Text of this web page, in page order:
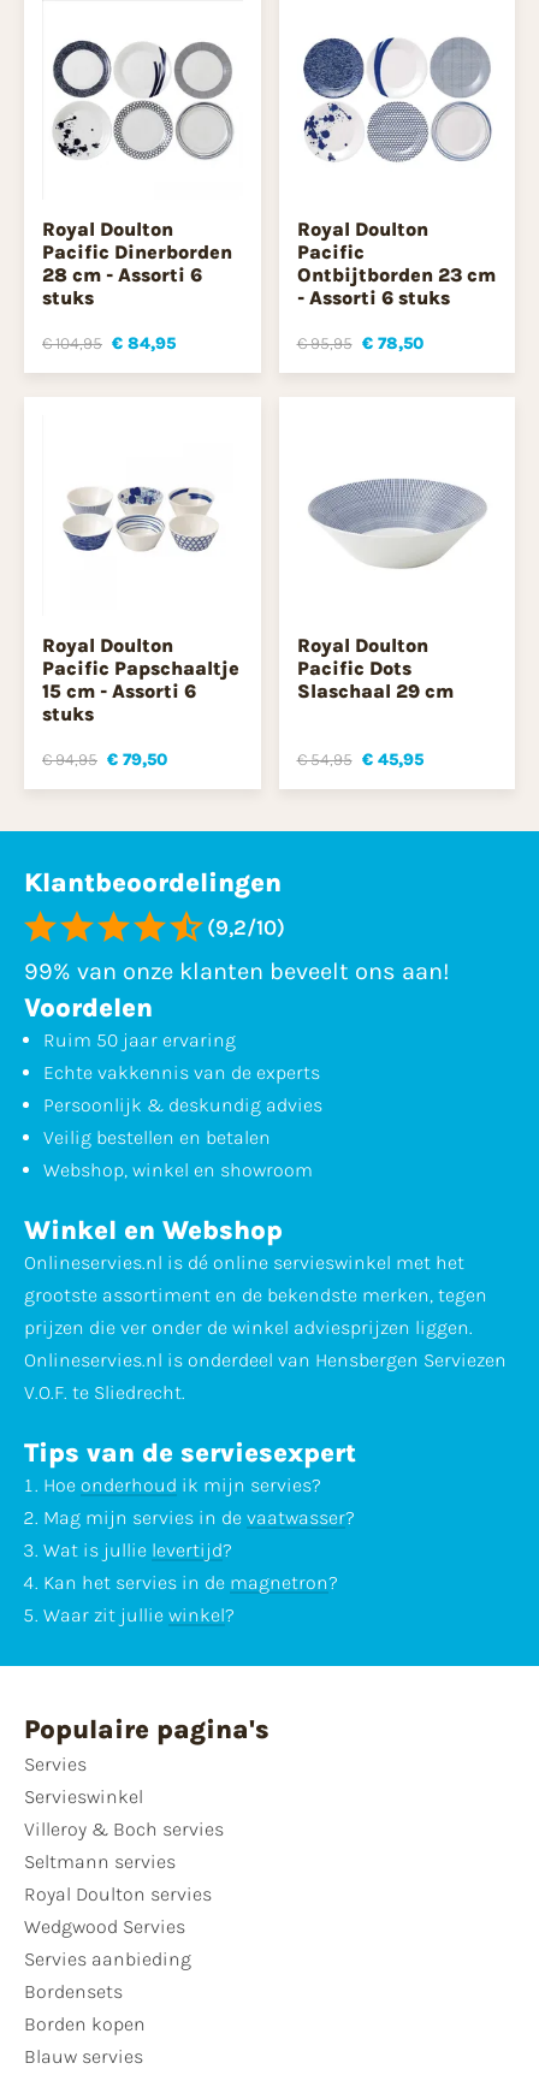
Royal Doulton
Pacific Dinerborden
28 cm - Assorti 6
stuks
€ 104,95 € 84,95
Royal Doulton
Pacific
Ontbijtborden 23 cm
- Assorti 6 stuks
€ 95,95 € 78,50
Royal Doulton
Pacific Papschaaltje
15 cm - Assorti 6
stuks
€ 94,95 € 79,50
Royal Doulton
Pacific Dots
Slaschaal 29 cm
€ 54,95 € 45,95
Klantbeoordelingen
(9,2/10)
99% van onze klanten beveelt ons aan!
Voordelen
Ruim 50 jaar ervaring
Echte vakkennis van de experts
Persoonlijk & deskundig advies
Veilig bestellen en betalen
Webshop, winkel en showroom
Winkel en Webshop
Onlineservies.nl is dé online servieswinkel met het
grootste assortiment en de bekendste merken, tegen
prijzen die ver onder de winkel adviesprijzen liggen.
Onlineservies.nl is onderdeel van Hensbergen Serviezen
V.O.F. te Sliedrecht.
Tips van de serviesexpert
Hoe onderhoud ik mijn servies?
Mag mijn servies in de vaatwasser?
Wat is jullie levertijd?
Kan het servies in de magnetron?
Waar zit jullie winkel?
Populaire pagina's
Servies
Servieswinkel
Villeroy & Boch servies
Seltmann servies
Royal Doulton servies
Wedgwood Servies
Servies aanbieding
Bordensets
Borden kopen
Blauw servies